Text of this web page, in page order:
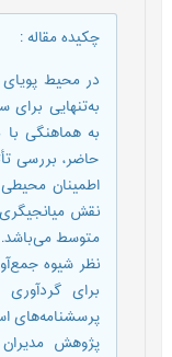
چکیده مقاله:
در محیط
به‌تنهایی برای
به هماهنگی
حاضر، بررسی
اطمینان محیطی
نقش
متوسط می‌باشد.
نظر شیوه
پرسشنامه‌های